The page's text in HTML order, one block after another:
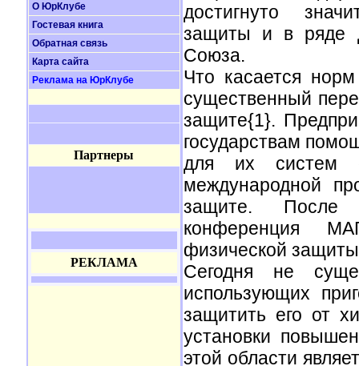
О ЮрКлубе
Гостевая книга
Обратная связь
Карта сайта
Реклама на ЮрКлубе
Партнеры
РЕКЛАМА
достигнуто
защиты и в ряде
Союза.
Что касается
существенный
защите{1}.
государствам
для их систем
международной
защите. После
конференция
физической
Сегодня не
использующих
защитить его от
установки
этой области